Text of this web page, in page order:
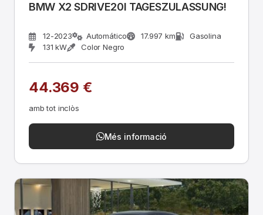
BMW X2 SDRIVE20I TAGESZULASSUNG!
12-2023 Automático 17.997 km
Gasolina
131 kW
Color Negro
44.369 €
amb tot inclòs
Més informació